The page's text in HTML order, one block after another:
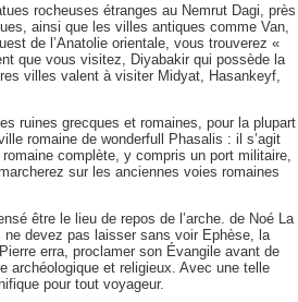
rocheuses étranges au Nemrut Dagi, près
ainsi que les villes antiques comme Van,
de l’Anatolie orientale, vous trouverez «
que vous visitez, Diyabakir qui possède la
villes valent à visiter Midyat, Hasankeyf,
ruines grecques et romaines, pour la plupart
romaine de wonderfull Phasalis : il s’agit
complète, y compris un port militaire,
sur les anciennes voies romaines
être le lieu de repos de l’arche. de Noé La
devez pas laisser sans voir Ephèse, la
erra, proclamer son Évangile avant de
archéologique et religieux. Avec une telle
pour tout voyageur.